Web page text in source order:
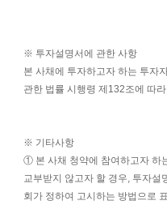
※ 투자설명서에 관한 사항
본 사채에 투자하고자 하는 투자
관한 법률 시행령 제132조에 따
※ 기타사항
① 본 사채 청약에 참여하고자 하
교부받지 않고자 할 경우, 투자설
회가 정하여 고시하는 방법으로